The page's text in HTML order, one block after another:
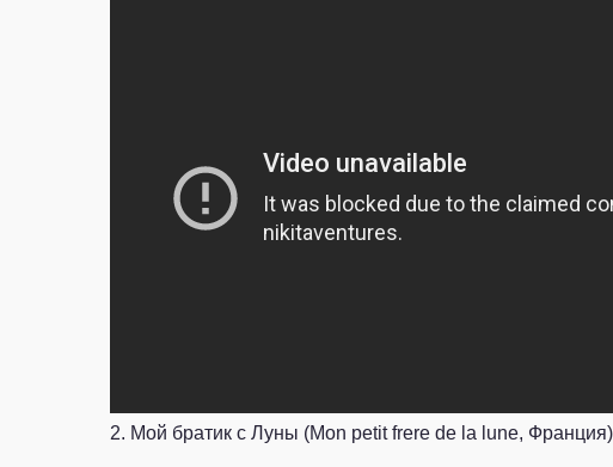
2. Мой братик с Луны (Mon petit frere de la lune, Франция)